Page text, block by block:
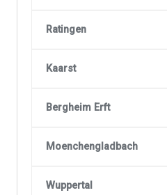
Ratingen
Kaarst
Bergheim Erft
Moenchengladbach
Wuppertal